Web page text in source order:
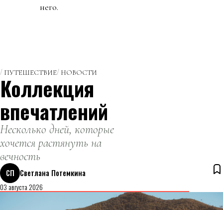
него.
ПУТЕШЕСТВИЕ НОВОСТИ
Коллекция
впечатлений
Несколько дней, которые
хочется растянуть на
вечность
СП
Светлана Потемкина
03 августа 2026